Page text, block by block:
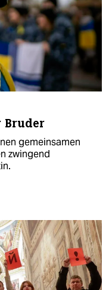
Bruder
gemeinsamen
zwingend